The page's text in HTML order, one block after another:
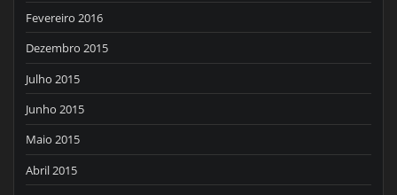
Fevereiro 2016
Dezembro 2015
Julho 2015
Junho 2015
Maio 2015
Abril 2015